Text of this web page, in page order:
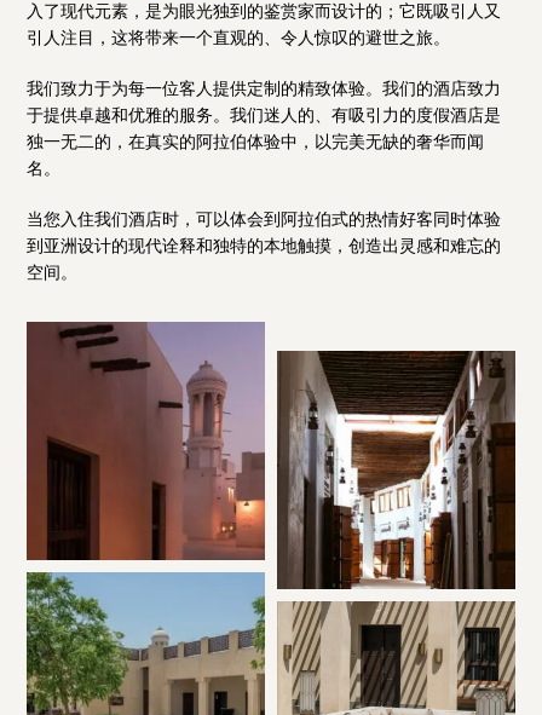
入了现代元素，是为眼光独到的鉴赏家而设计的；它既吸引人又
引人注目，这将带来一个直观的、令人惊叹的避世之旅。
我们致力于为每一位客人提供定制的精致体验。我们的酒店致力
于提供卓越和优雅的服务。我们迷人的、有吸引力的度假酒店是
独一无二的，在真实的阿拉伯体验中，以完美无缺的奢华而闻
名。
当您入住我们酒店时，可以体会到阿拉伯式的热情好客同时体验
到亚洲设计的现代诠释和独特的本地触摸，创造出灵感和难忘的
空间。